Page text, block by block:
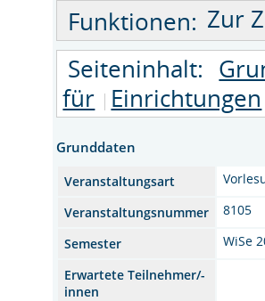
Funktionen: Zur
Seiteninhalt:
für Einrichtungen
Grunddaten
Veranstaltungsart
Veranstaltungsnummer
8105
Semester
WiSe
Erwartete Teilnehmer/-
innen